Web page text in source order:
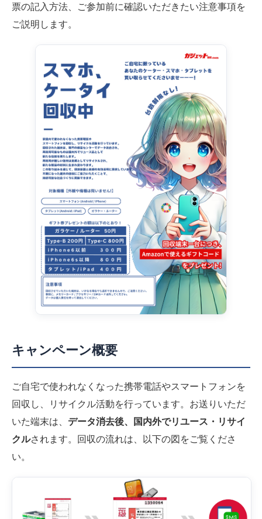
票の記入方法、ご参加前に確認いただきたい注意事項を
ご説明します。
キャンペーン概要
ご自宅で使われなくなった携帯電話やスマートフォンを
回収し、リサイクル活動を行っています。お送りいただ
いた端末は、 データ消去後、国内外でリユース・リサイ
クルされます。回収の流れは、以下の図をご覧くださ
い。